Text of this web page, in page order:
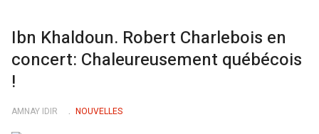
Ibn Khaldoun. Robert Charlebois en
concert: Chaleureusement québécois
!
AMNAY IDIR NOUVELLES